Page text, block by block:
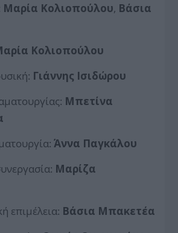
Μαρία Κολιοπούλου, Βάσια
Κολιοπούλου
Γιάννης Ισιδώρου
Μπετίνα
Άννα Παγκάλου
Μαρίζα
επιμέλεια: Βάσια Μπακετέα